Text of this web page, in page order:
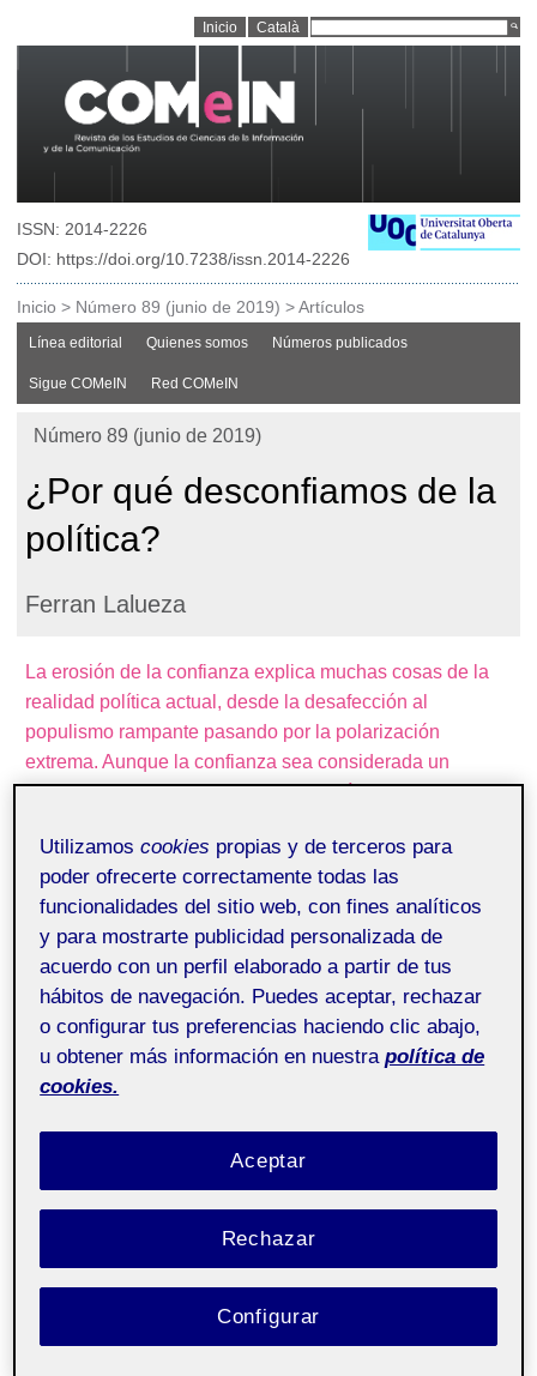
Inicio Català
ISSN: 2014-2226
DOI: https://doi.org/10.7238/issn.2014-2226
Inicio > Número 89 (junio de 2019) >Artículos
Línea editorial Quienes somos Números publicados
Sigue COMeIN Red COMeIN
Número 89 (junio de 2019)
¿Por qué desconfiamos de la
política?
Ferran Lalueza
La erosión de la confianza explica muchas cosas de la
realidad política actual, desde la desafección al
populismo rampante pasando por la polarización
extrema. Aunque la confianza sea considerada un
intangible, puede medirse. En este artículo explicamos
tu confianza en los políticos.
“Andalucía ha dado un salto adelante en estabilidad y
confianza.” Lo dice el presidente de esta comunidad
autónoma tras conseguir la aprobación de los
presupuestos previa entente con Vox. A su vez, el
presidente de Extremadura asegura durante su discurso
de toma de posesión que, en las pasadas elecciones
autonómicas, los extremeños le han otorgado "una
Tras reunirse en Waterloo durante cuatro horas, los
expresidentes de la Generalitat de Catalunya Carles
Puigdemont i Artur Mas declaran que necesitan
“incrementar la confianza recibida”. Por su parte, la
acuerdos con Unidas Podemos apuntando que, “en una
Utilizamoscookies propias y de terceros para
poder ofrecerte correctamente todas las
funcionalidades del sitio web, con fines analíticos
y para mostrarte publicidad personalizada de
acuerdo con un perfil elaborado a partir de tus
hábitos de navegación. Puedes aceptar, rechazar
o configurar tus preferencias haciendo clic abajo,
u obtener más información en nuestra política de
cookies.
Rechazar
Aceptar
Configurar